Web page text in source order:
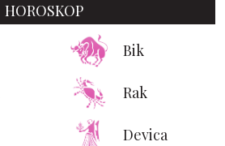
HOROSKOP
Bik
Rak
Devica